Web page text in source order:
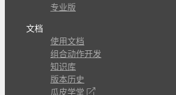
专业版
文档
使用文档
组合动作开发
知识库
版本历史
瓜皮学堂